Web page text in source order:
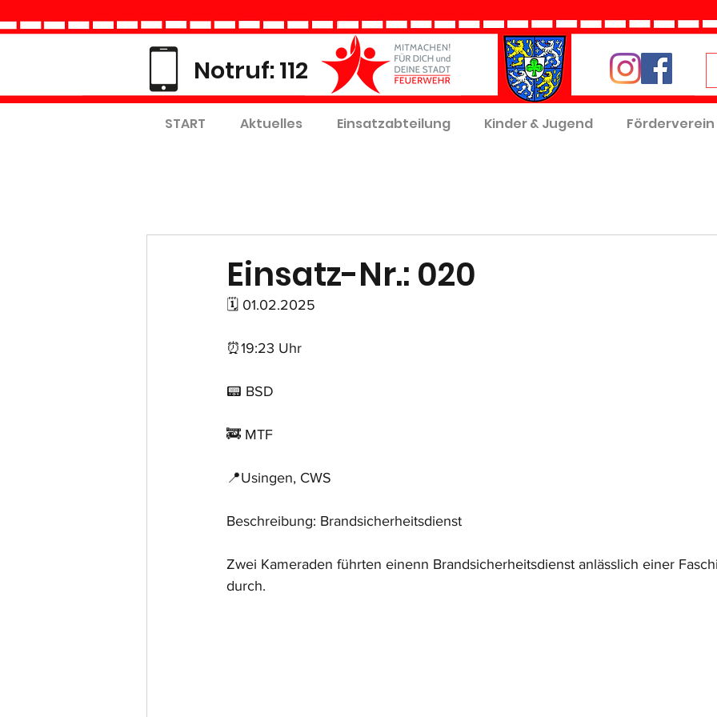
Notruf: 112
START Aktuelles Einsatzabteilung Kinder & Jugend Förderverein
Einsatz-Nr.: 020
🗓 01.02.2025
⏰19:23 Uhr
📟 BSD
🚒 MTF
📍Usingen, CWS
Beschreibung: Brandsicherheitsdienst
Zwei Kameraden führten einenn Brandsicherheitsdienst anlässlich einer
durch.